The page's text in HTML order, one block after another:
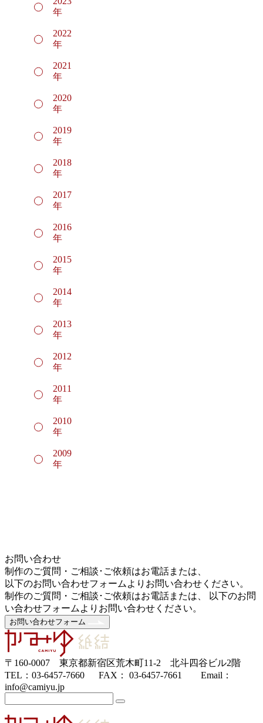
年
2022
年
2021
年
2020
年
2019
年
2018
年
2017
年
2016
年
2015
年
2014
年
2013
年
2012
年
2011
年
2010
年
2009
年
お問い合わせ
制作のご質問・ご相談･ご依頼はお電話または、
以下のお問い合わせフォームよりお問い合わせください。
制作のご質問・ご相談･ご依頼はお電話または、 以下のお問
い合わせフォームよりお問い合わせください。
お問い合わせフォーム
〒160-0007 東京都新宿区荒木町11-2 北斗四谷ビル2階
TEL：03-6457-7660 FAX： 03-6457-7661 Email：
info@camiyu.jp